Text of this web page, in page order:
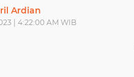
Ardian
| 4:22:00 AM WIB